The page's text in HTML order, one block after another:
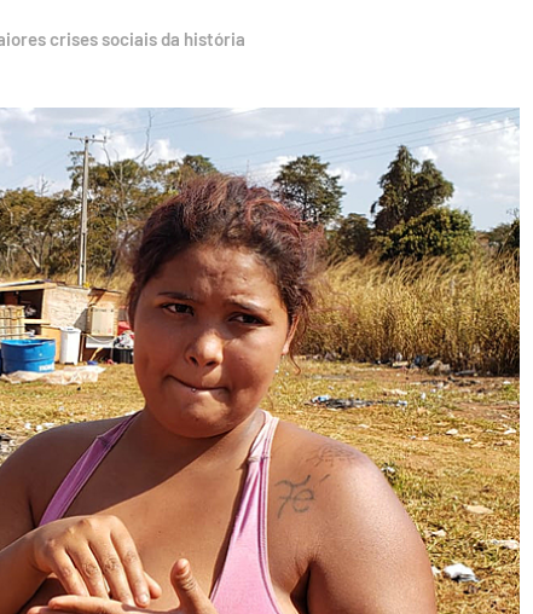
crises sociais da história